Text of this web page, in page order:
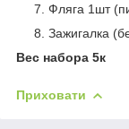
Фляга 1шт
Зажигалка
Вес набора 5к
Приховати